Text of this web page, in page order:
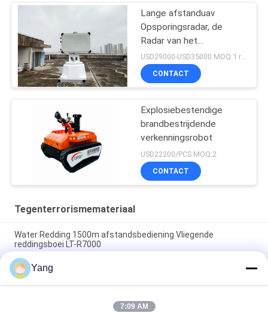
Lange afstanduav
Opsporingsradar, de
Radar van het
Hommeltoezicht
USD29000-USD35000 MOQ:1 reeks
CONTACT
Explosiebestendige
brandbestrijdende
verkenningsrobot
USD22200/PCS MOQ:2
CONTACT
Tegenterrorismemateriaal
Water Redding 1500m afstandsbediening Vliegende
reddingsboei LT-R7000
Intrinsiek veilig laserafstandsmetingsinstrument voor
mijnengebruik met een bereik van 300 m, geen reflecterende
platen vereist en geïntegreerde telescoop
Yang
7:09 AM